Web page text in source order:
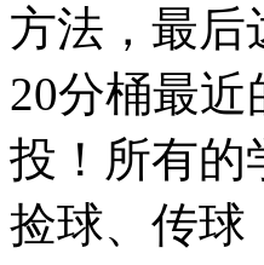
方法，最后
20分桶最
投！所有的
捡球、传球